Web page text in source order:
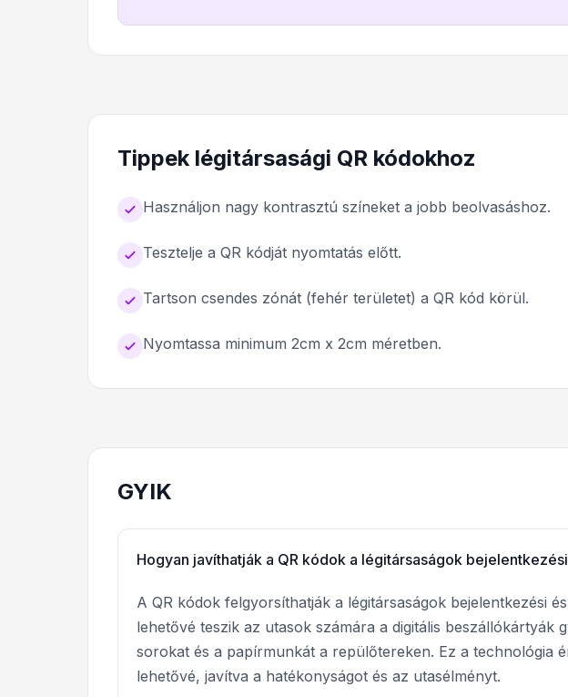
Tippek légitársasági QR kódokhoz
Használjon nagy kontrasztú színeket a jobb beolvasáshoz.
Tesztelje a QR kódját nyomtatás előtt.
Tartson csendes zónát (fehér területet) a QR kód körül.
Nyomtassa minimum 2cm x 2cm méretben.
GYIK
Hogyan javíthatják a QR kódok a légitársaságok
A QR kódok felgyorsíthatják a légitársaságok bejelentkezési
lehetővé teszik az utasok számára a digitális beszállókártyák
sorokat és a papírmunkát a repülőtereken. Ez a technológia
lehetővé, javítva a hatékonyságot és az utasélményt.